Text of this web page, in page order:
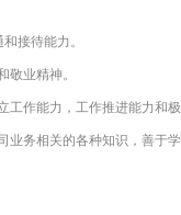
接待能力。
业精神。
作能力，工作推进能力和极
务相关的各种知识，善于学